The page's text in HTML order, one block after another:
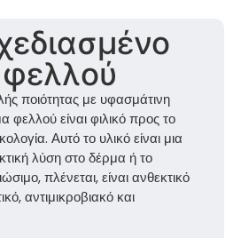
ποιότητας με υφασμάτινη
φελλού είναι φιλικό προς το
Αυτό το υλικό είναι μια
λύση στο δέρμα ή το
πλένεται, είναι ανθεκτικό
αντιμικροβιακό και